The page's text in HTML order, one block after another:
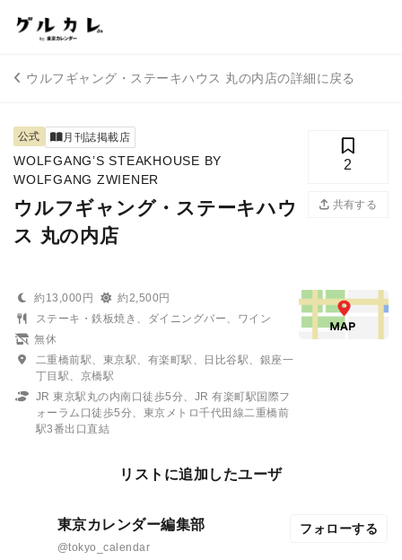
ウルフギャング・ステーキハウス 丸の内店の詳細に戻る
公式 月刊誌掲載店
WOLFGANG’S STEAKHOUSE BY
WOLFGANG ZWIENER
ウルフギャング・ステーキハウ
ス 丸の内店
2
共有する
約13,000円
約2,500円
ステーキ・鉄板焼き、ダイニングバー、ワイン
無休
二重橋前駅、東京駅、有楽町駅、日比谷駅、銀座一
丁目駅、京橋駅
JR 東京駅丸の内南口徒歩5分、JR 有楽町駅国際フ
ォーラム口徒歩5分、東京メトロ千代田線二重橋前
駅3番出口直結
リストに追加したユーザ
東京カレンダー編集部
@tokyo_calendar
フォローする